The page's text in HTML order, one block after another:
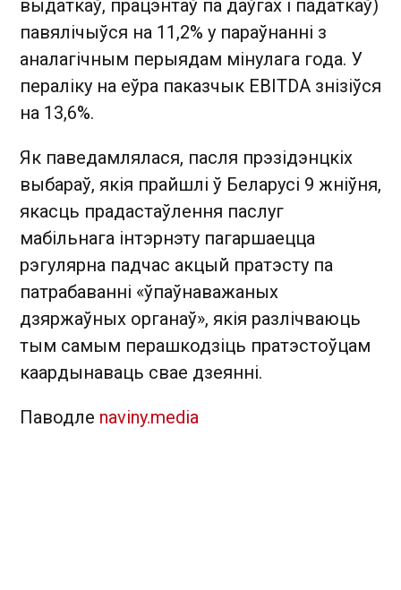
выдаткаў, працэнтаў па даўгах і падаткаў)
павялічыўся на 11,2% у параўнанні з
аналагічным перыядам мінулага года. У
пераліку на еўра паказчык EBITDA знізіўся
на 13,6%.
Як паведамлялася, пасля прэзідэнцкіх
выбараў, якія прайшлі ў Беларусі 9 жніўня,
якасць прадастаўлення паслуг
мабільнага інтэрнэту пагаршаецца
рэгулярна падчас акцый пратэсту па
патрабаванні «ўпаўнаважаных
дзяржаўных органаў», якія разлічваюць
тым самым перашкодзіць пратэстоўцам
каардынаваць свае дзеянні.
Паводле naviny.media